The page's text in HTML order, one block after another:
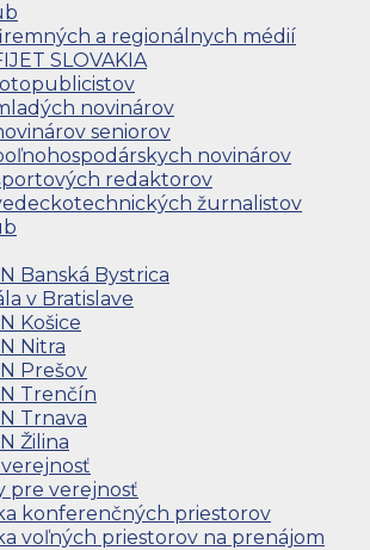
a regionálnych médií
SLOVAKIA
novinárov
seniorov
novinárov
redaktorov
žurnalistov
Banská Bystrica
v Bratislave
Košice
Nitra
Prešov
Trenčín
Trnava
Žilina
pre verejnosť
konferenčných priestorov
voľných priestorov na prenájom